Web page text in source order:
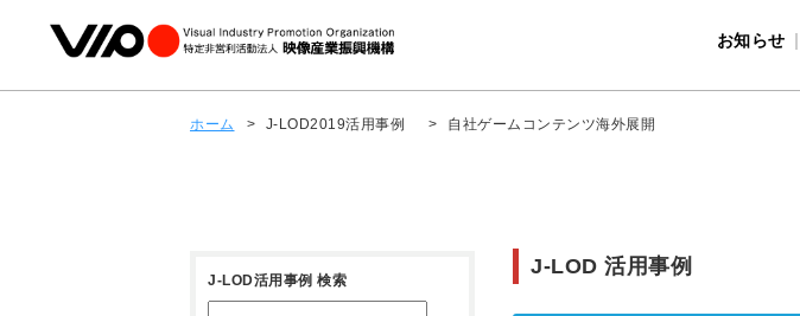
お知らせ
ホーム > J-LOD2019活用事例 > 自社ゲームコンテンツ海外展開
J-LOD 活用事例
J-LOD活用事例 検索